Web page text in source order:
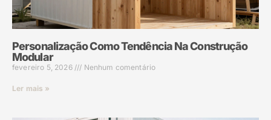
Personalização Como Tendência Na Construção
Modular
fevereiro 5, 2026 Nenhum comentário
Ler mais »